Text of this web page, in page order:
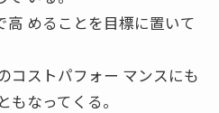
高 めることを目標に置いて
コストパフォー マンスにも
なってくる。